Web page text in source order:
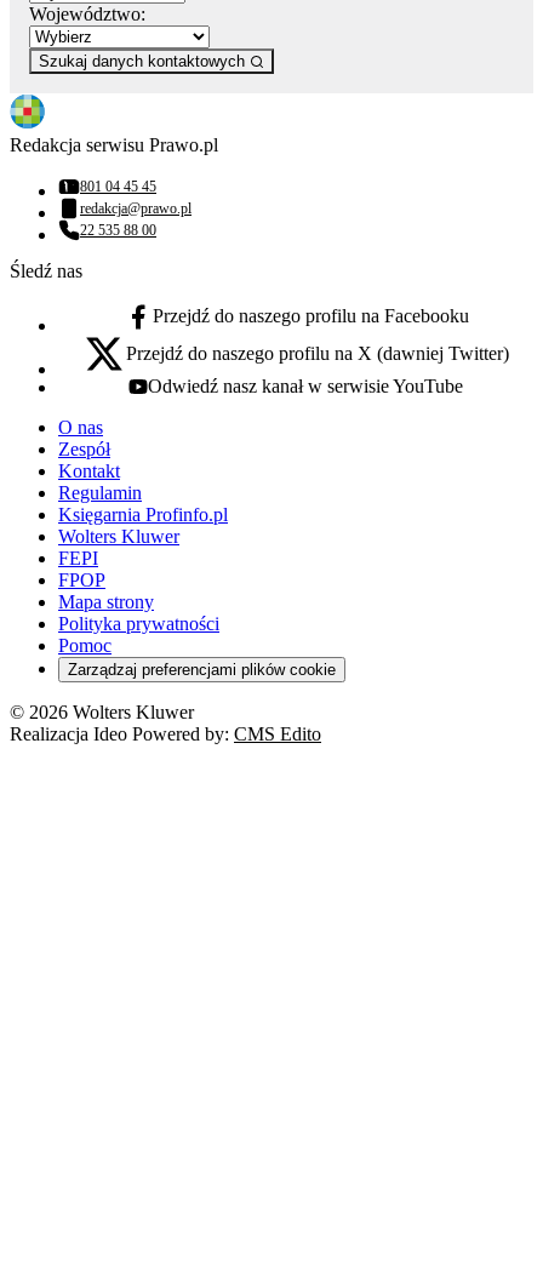
Województwo:
Szukaj danych kontaktowych
Redakcja serwisu Prawo.pl
Numer telefonu:
801 04 45 45
Adres email:
redakcja@prawo.pl
Numer telefonu:
22 535 88 00
Śledź nas
facebook - otwiera się w nowej karcie
Przejdź do naszego profilu na Facebooku
x - otwiera się w nowej karcie
Przejdź do naszego profilu na X (dawniej Twitter)
youtube - otwiera się w nowej karcie
Odwiedź nasz kanał w serwisie YouTube
O nas
Zespół
Kontakt
Regulamin
Księgarnia Profinfo.pl
Wolters Kluwer
FEPI
FPOP
Mapa strony
Polityka prywatności
Pomoc
Zarządzaj preferencjami plików cookie
© 2026 Wolters Kluwer
Realizacja Ideo Powered by: CMS Edito